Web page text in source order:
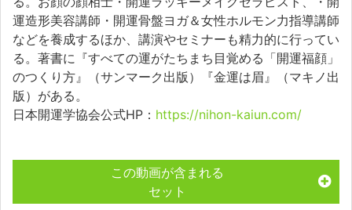
運造形美容講師・開運骨盤ヨガ＆女性ホルモン力指導講師
などを養成するほか、講演やセミナーも精力的に行ってい
る。著書に『すべての運がたちまち目覚める「開運福顔」
のつくり方』（サンマーク出版）『金運は眉』（マキノ出
版）がある。
日本開運学協会公式HP ： https://nihon-kaiun.com/
この動画が含まれる
セット